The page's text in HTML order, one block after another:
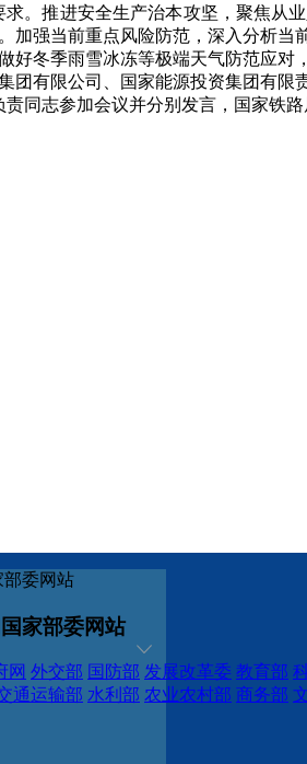
求。推进安全生产治本攻坚，聚焦从
加强当前重点风险防范，深入分析
好冬季雨雪冰冻等极端天气防范应对
有限公司、国家能源投资集团有限
责同志参加会议并分别发言，国家铁
部委网站
家部委网站
网 外交部 国防部 发展改革委 教育部
通运输部 水利部 农业农村部 商务部